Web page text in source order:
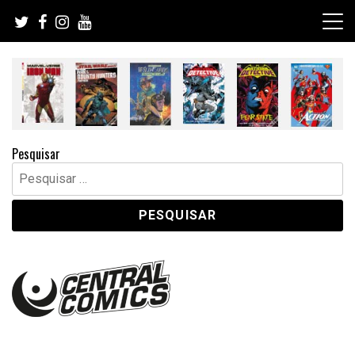
content
Pesquisar
Pesquisar
por: